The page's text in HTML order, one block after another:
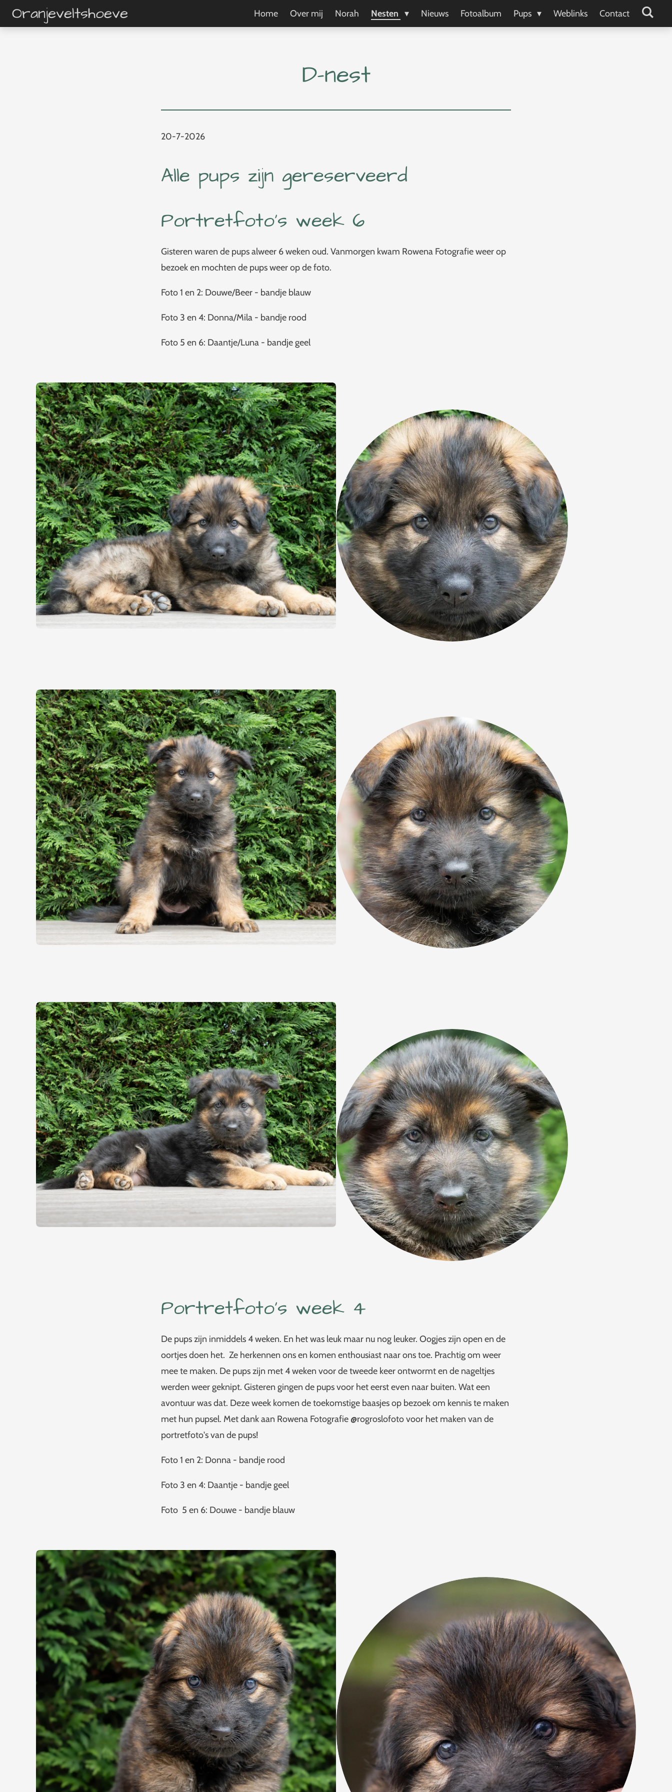
Ga
direct
Oranjeveltshoeve Home Over mij Norah Nesten Nieuws Fotoalbum Pups Weblinks Contact
D-nest
20-7-2026
Alle pups zijn gereserveerd
Portretfoto's week 6
Gisteren waren de pups alweer 6 weken oud. Vanmorgen kwam Rowena Fotografie weer op
bezoek en mochten de pups weer op de foto.
Foto 1 en 2: Douwe/Beer - bandje blauw
Foto 3 en 4: Donna/Mila - bandje rood
Foto 5 en 6: Daantje/Luna - bandje geel
Portretfoto's week 4
De pups zijn inmiddels 4 weken. En het was leuk maar nu nog leuker. Oogjes zijn open en de
oortjes doen het. Ze herkennen ons en komen enthousiast naar ons toe. Prachtig om weer
mee te maken. De pups zijn met 4 weken voor de tweede keer ontwormt en de nageltjes
werden weer geknipt. Gisteren gingen de pups voor het eerst even naar buiten. Wat een
avontuur was dat. Deze week komen de toekomstige baasjes op bezoek om kennis te maken
met hun pupsel. Met dank aan Rowena Fotografie @rogroslofoto voor het maken van de
portretfoto's van de pups!
Foto 1 en 2: Donna - bandje rood
Foto 3 en 4: Daantje - bandje geel
Foto 5 en 6: Douwe - bandje blauw